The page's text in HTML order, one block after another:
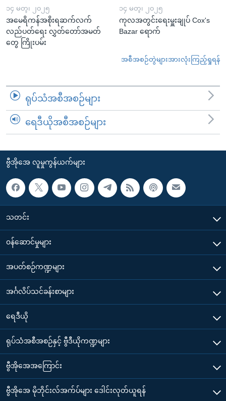
၁၄ မတ္၊ ၂၀၂၅
အမေရိကန်အစိုးရဆက်လက်
လည်ပတ်ရေး လွှတ်တော်အမတ်
တွေ ကြိုးပမ်း
၁၄ မတ္၊ ၂၀၂၅
ကုလအတွင်းရေးမှူးချုပ် Cox's
Bazar ရောက်
အစီအစဉ်တွဲများအားလုံးကြည့်ရှုရန်
ရုပ်သံအစီအစဉ်များ
ရေဒီယိုအစီအစဉ်များ
ဗွီအိုအေ လူမှုကွန်ယက်များ
သတင်း
၀န်ဆောင်မှုများ
အပတ်စဉ်ကဏ္ဍများ
အင်္ဂလိပ်သင်ခန်းစာများ
ရေဒီယို
ရုပ်သံအစီအစဉ်နှင့် ဗွီဒီယိုကဏ္ဍများ
ဗွီအိုအေအကြောင်း
ဗွီအိုအေ မိုဘိုင်းလ်အက်ပ်များ ဒေါင်းလုတ်ယူရန်